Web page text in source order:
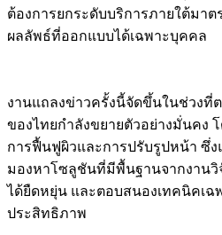
ต้องการยกระดับบริการภายใต้มา
ผลลัพธ์ที่ออกแบบได้เฉพาะบุคคล
งานแถลงข่าวครั้งนี้จัดขึ้นในช่วงที่
ของไทยกำลังขยายตัวอย่างมั่นคง
การฟื้นฟูผิวและการปรับรูปหน้า ซึ่
มองหาโซลูชันที่มีพื้นฐานจากงานวิ
ได้ยืดหยุ่น และตอบสนองเทคนิคเฉ
ประสิทธิภาพ